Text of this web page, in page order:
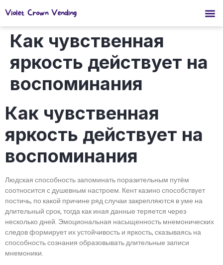
Violet Crown Vending
Как чувственная
яркость действует на
воспоминания
Как чувственная
яркость действует на
воспоминания
Людская способность запоминать поразительным путём
соотносится с душевным настроем. Кент казино способствует
постичь, по какой причине ряд случаи закрепляются в уме на
длительный срок, тогда как иная данные теряется через
несколько дней. Эмоциональная насыщенность мнемонических
следов формирует их устойчивость и яркость, сказываясь на
способность сознания образовывать длительные записи
мнемоники.